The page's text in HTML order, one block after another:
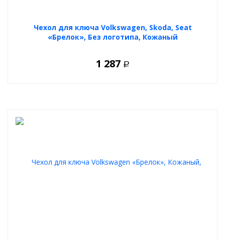
Чехол для ключа Volkswagen, Skoda, Seat
«Брелок», Без логотипа, Кожаный
1 287 Р